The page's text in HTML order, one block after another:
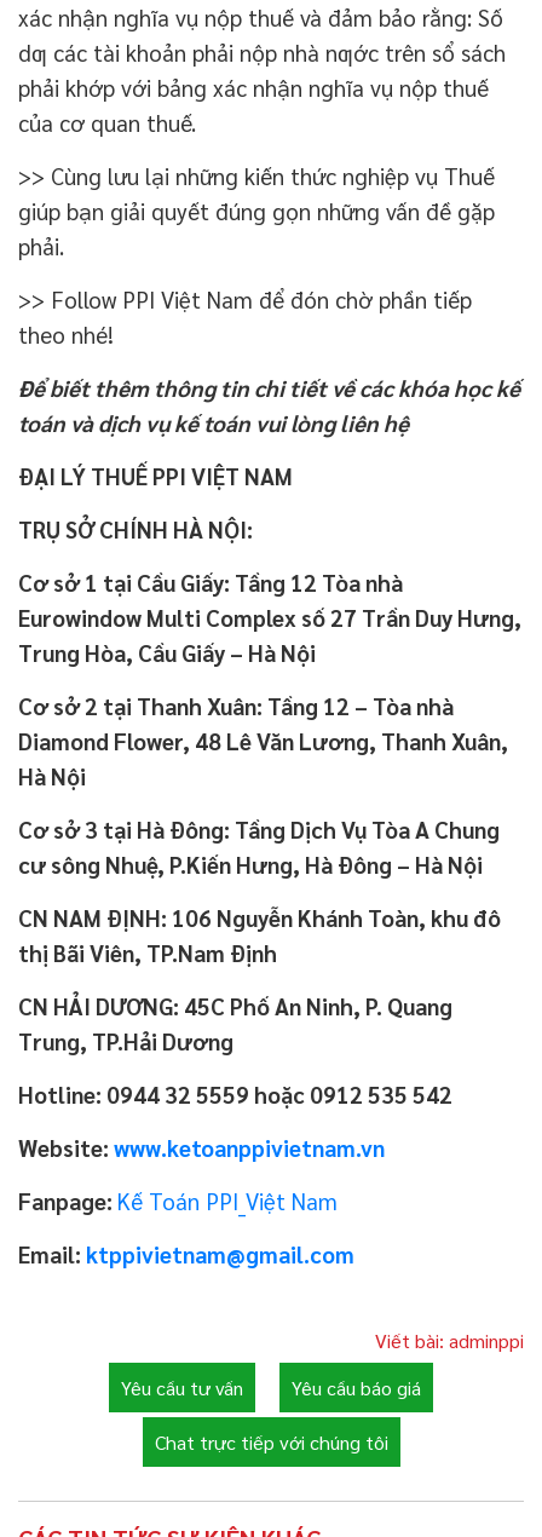
xác nhận nghĩa vụ nộp thuế và đảm bảo rằng: Số
dƣ các tài khoản phải nộp nhà nƣớc trên sổ sách
phải khớp với bảng xác nhận nghĩa vụ nộp thuế
của cơ quan thuế.
>> Cùng lưu lại những kiến thức nghiệp vụ Thuế
giúp bạn giải quyết đúng gọn những vấn đề gặp
phải.
>> Follow PPI Việt Nam để đón chờ phần tiếp
theo nhé!
Để biết thêm thông tin chi tiết về các khóa học kế
toán và dịch vụ kế toán vui lòng liên hệ
ĐẠI LÝ THUẾ PPI VIỆT NAM
TRỤ SỞ CHÍNH HÀ NỘI:
Cơ sở 1 tại Cầu Giấy: Tầng 12 Tòa nhà
Eurowindow Multi Complex số 27 Trần Duy Hưng,
Trung Hòa, Cầu Giấy – Hà Nội
Cơ sở 2 tại Thanh Xuân: Tầng 12 – Tòa nhà
Diamond Flower, 48 Lê Văn Lương, Thanh Xuân,
Hà Nội
Cơ sở 3 tại Hà Đông: Tầng Dịch Vụ Tòa A Chung
cư sông Nhuệ, P.Kiến Hưng, Hà Đông – Hà Nội
CN NAM ĐỊNH: 106 Nguyễn Khánh Toàn, khu đô
thị Bãi Viên, TP.Nam Định
CN HẢI DƯƠNG: 45C Phố An Ninh, P. Quang
Trung, TP.Hải Dương
Hotline: 0944 32 5559 hoặc 0912 535 542
Website: www.ketoanppivietnam.vn
Fanpage: Kế Toán PPI_Việt Nam
Email: ktppivietnam@gmail.com
Viết bài: adminppi
Yêu cầu tư vấn
Yêu cầu báo giá
Chat trực tiếp với chúng tôi